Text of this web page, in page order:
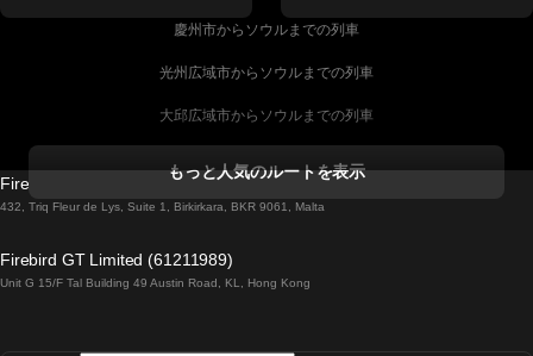
慶州市からソウルまでの列車
光州広域市からソウルまでの列車
大邱広域市からソウルまでの列車
ダブリンからゴールウェイまでの列車
ローマからナポリまでの列車
もっと人気のルートを表示
Firebird GT Limited (OC 1451)
432, Triq Fleur de Lys, Suite 1, Birkirkara, BKR 9061, Malta
Firebird GT Limited (61211989)
Unit G 15/F Tal Building 49 Austin Road, KL, Hong Kong